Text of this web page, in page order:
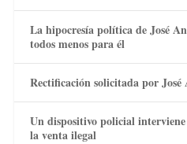
La hipocresía política de José
todos menos para él
Rectificación solicitada por
Un dispositivo policial
la venta ilegal